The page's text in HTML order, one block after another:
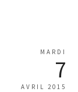
MARDI
7
AVRIL 2015